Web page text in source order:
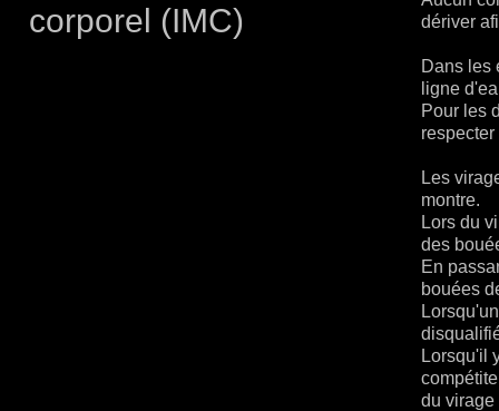
corporel (IMC)
dériver
Dans les
ligne
Pour les
Les
montre.
Lors du
des
En
bouées
Lorsqu'il
du virage